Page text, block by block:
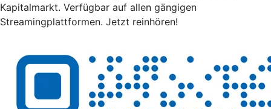
Kapitalmarkt. Verfügbar auf allen gängigen
Streamingplattformen. Jetzt reinhören!